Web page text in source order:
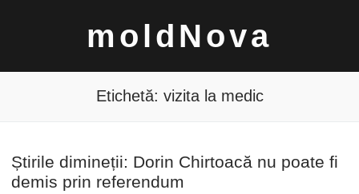
moldNova
Caută
Etichetă: vizita la medic
Știrile dimineții: Dorin Chirtoacă nu poate fi
demis prin referendum